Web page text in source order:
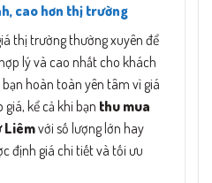
cao hơn thị trường
thị trường thường xuyên để
lý và cao nhất cho khách
bạn hoàn toàn yên tâm vì giá
kể cả khi bạn thu mua
Liêmvới số lượng lớn hay
định giá chi tiết và tối ưu